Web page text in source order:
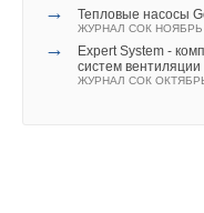
→ Тепловые насосы
ЖУРНАЛ СОК НОЯБРЬ
→
Expert System -
систем вентиляции
ЖУРНАЛ СОК